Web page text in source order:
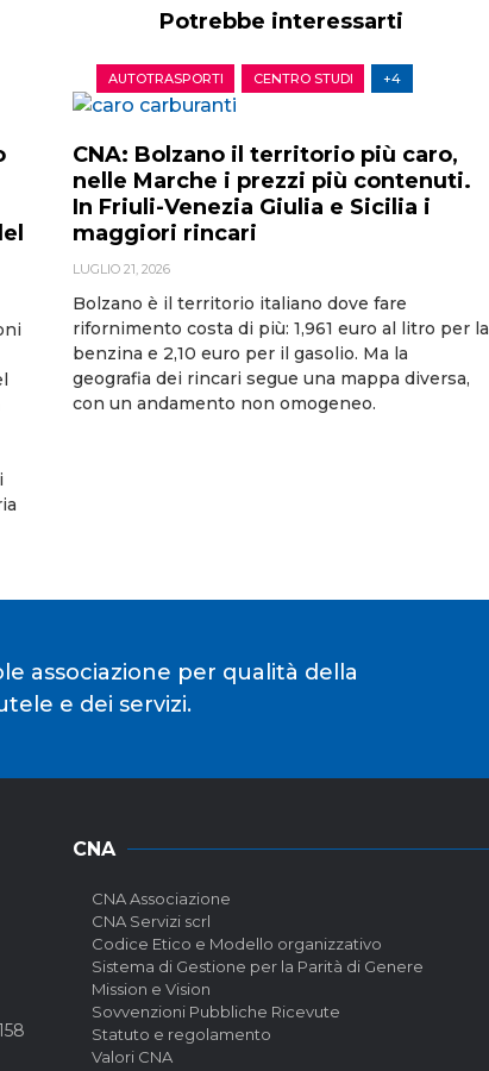
Potrebbe interessarti
AUTOTRASPORTI CENTRO STUDI +4
CNA: Bolzano il territorio più caro,
nelle Marche i prezzi più contenuti.
In Friuli-Venezia Giulia e Sicilia i
maggiori rincari
LUGLIO 21, 2026
Bolzano è il territorio italiano dove fare
rifornimento costa di più: 1,961 euro al litro per la
benzina e 2,10 euro per il gasolio. Ma la
geografia dei rincari segue una mappa diversa,
con un andamento non omogeneo.
associazione per qualità della
e dei servizi.
CNA
CNA Associazione
CNA Servizi scrl
Codice Etico e Modello organizzativo
Sistema di Gestione per la Parità di Genere
Mission e Vision
Sovvenzioni Pubbliche Ricevute
Statuto e regolamento
Valori CNA